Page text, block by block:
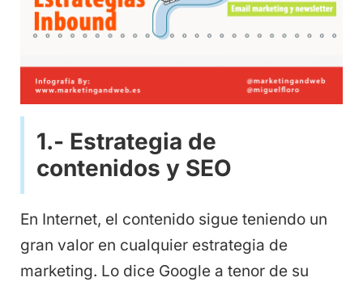
1.- Estrategia de
contenidos y SEO
En Internet, el contenido sigue teniendo un
gran valor en cualquier estrategia de
marketing. Lo dice Google a tenor de su